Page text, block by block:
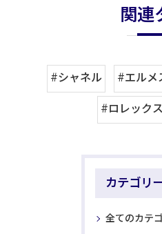
関連
#シャネル #エルメ
#ロレックス
カテゴリ
全てのカテ